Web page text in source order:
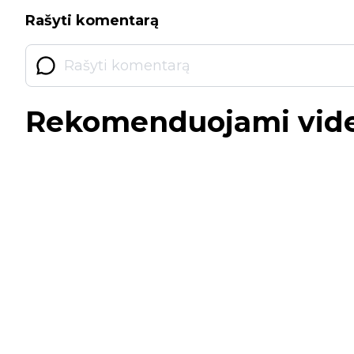
Rašyti komentarą
Rekomenduojami